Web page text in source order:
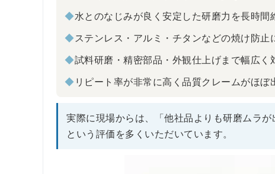
◆水とのなじみが良く安定した研磨力を長時間
◆ステンレス・アルミ・チタンなどの焼け防止
◆試料研磨・精密部品・外観仕上げまで幅広く
◆ リピート率が非常に高く品質クレームがほぼ
実際に現場からは、「他社品よりも研磨ムラ
という評価を多くいただいています。